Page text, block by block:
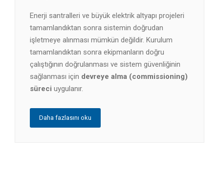
Enerji santralleri ve büyük elektrik altyapı projeleri
tamamlandıktan sonra sistemin doğrudan
işletmeye alınması mümkün değildir. Kurulum
tamamlandıktan sonra ekipmanların doğru
çalıştığının doğrulanması ve sistem güvenliğinin
sağlanması için devreye alma (commissioning)
süreci uygulanır.
Daha fazlasını oku